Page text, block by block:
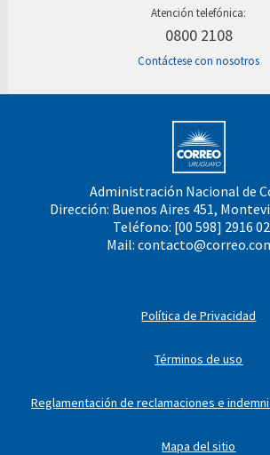
Atención telefónica:
0800 2108
Contáctese con nosotros
Administración Nacional de
Dirección: Buenos Aires 451,
Teléfono: [00 598] 2916
Mail:
Política de Privacidad
Términos de uso
Reglamentación de reclamaciones e
Mapa del sitio